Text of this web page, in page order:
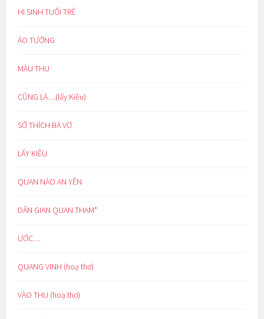
HI SINH TUỔI TRẺ
ẢO TƯỞNG
MÀU THU
CŨNG LÀ…(lẩy Kiều)
SỞ THÍCH BÁ VƠ
LẨY KIỀU
QUAN NÀO AN YÊN
DÂN GIAN QUAN THAM*
ƯỚC…
QUANG VINH (hoạ thơ)
VÀO THU (hoạ thơ)